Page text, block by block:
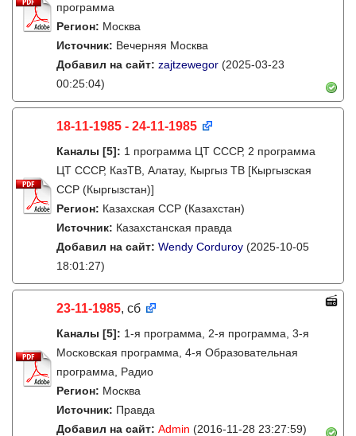
программа
Регион: Москва
Источник: Вечерняя Москва
Добавил на сайт: zajtzewegor (2025-03-23
00:25:04)
18-11-1985 - 24-11-1985
Каналы [5]: 1 программа ЦТ СССР, 2 программа
ЦТ СССР, КазТВ, Алатау, Кыргыз ТВ [Кыргызская
ССР (Кыргызстан)]
Регион: Казахская ССР (Казахстан)
Источник: Казахстанская правда
Добавил на сайт: Wendy Corduroy (2025-10-05
18:01:27)
23-11-1985, сб
Каналы [5]: 1-я программа, 2-я программа, 3-я
Московская программа, 4-я Образовательная
программа, Радио
Регион: Москва
Источник: Правда
Добавил на сайт: Admin (2016-11-28 23:27:59)